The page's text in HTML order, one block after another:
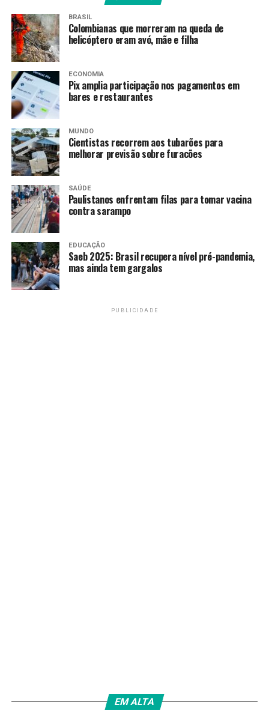
O Brasil está no Grupo C do Mundial de 2026. A estreia
será contra Marrocos, no dia 13 de junho no MetLife
Stadium, em Nova Jersey, às 19h. Na segunda rodada, a
seleção brasileira encara o Haiti no Lincoln Financial
Field, na Filadélfia, às 21h30. Já o encerramento da
primeira fase está marcado para o dia 24 de junho,
contra a Escócia, no Hard Rock Stadium, em Miami, às
19h.
Fonte:Agência Brasil
TAGS
PRÓXIMO
Marina Dias vence etapa da Copa do Mundo de
paraescalada nos EUA
RECENTES
Medina, Filipinho e Alejo avançam às oitavas de etapa na
Nova Zelândia
BRASIL
Colombianas que morreram na queda de
helicóptero eram avó, mãe e filha
ECONOMIA
Pix amplia participação nos pagamentos em
bares e restaurantes
MUNDO
Cientistas recorrem aos tubarões para
melhorar previsão sobre furacões
SAÚDE
Paulistanos enfrentam filas para tomar vacina
contra sarampo
EDUCAÇÃO
Saeb 2025: Brasil recupera nível pré-pandemia,
mas ainda tem gargalos
PUBLICIDADE
EM ALTA